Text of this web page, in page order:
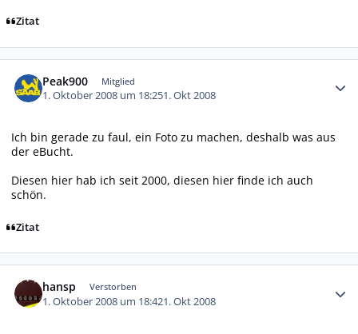
Zitat
Peak900 Mitglied
1. Oktober 2008 um 18:251. Okt 2008
Ich bin gerade zu faul, ein Foto zu machen, deshalb was aus
der eBucht.
Diesen hier hab ich seit 2000, diesen hier finde ich auch
schön.
Zitat
hansp Verstorben
1. Oktober 2008 um 18:421. Okt 2008